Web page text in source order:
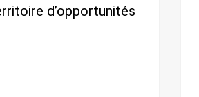
d’opportunités